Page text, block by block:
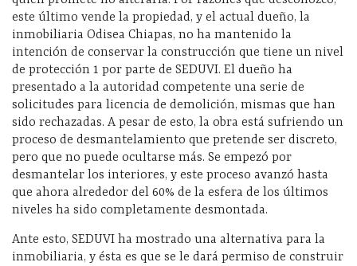
este último vende la propiedad, y el actual dueño, la
inmobiliaria Odisea Chiapas, no ha mantenido la
intención de conservar la construcción que tiene un nivel
de protección 1 por parte de SEDUVI. El dueño ha
presentado a la autoridad competente una serie de
solicitudes para licencia de demolición, mismas que han
sido rechazadas. A pesar de esto, la obra está sufriendo un
proceso de desmantelamiento que pretende ser discreto,
pero que no puede ocultarse más. Se empezó por
desmantelar los interiores, y este proceso avanzó hasta
que ahora alrededor del 60% de la esfera de los últimos
niveles ha sido completamente desmontada.
Ante esto, SEDUVI ha mostrado una alternativa para la
inmobiliaria, y ésta es que se le dará permiso de construir